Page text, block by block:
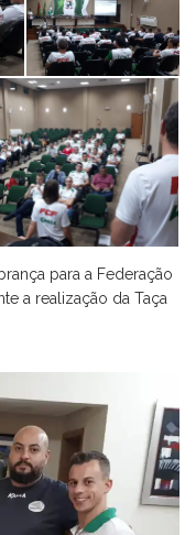
para a Federação
a realização da Taça